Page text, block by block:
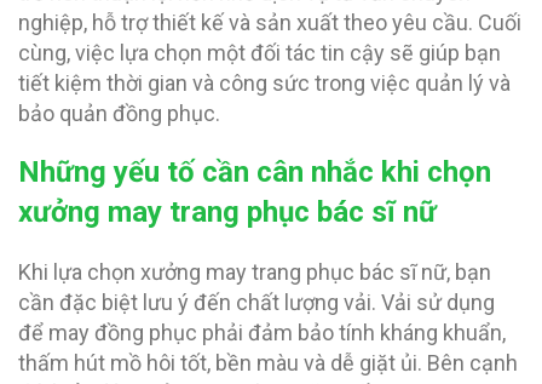
nghiệp, hỗ trợ thiết kế và sản xuất theo yêu cầu. Cuối
cùng, việc lựa chọn một đối tác tin cậy sẽ giúp bạn
tiết kiệm thời gian và công sức trong việc quản lý và
bảo quản đồng phục.
Những yếu tố cần cân nhắc khi chọn
xưởng may trang phục bác sĩ nữ
Khi lựa chọn xưởng may trang phục bác sĩ nữ, bạn
cần đặc biệt lưu ý đến chất lượng vải. Vải sử dụng
để may đồng phục phải đảm bảo tính kháng khuẩn,
thấm hút mồ hôi tốt, bền màu và dễ giặt ủi. Bên cạnh